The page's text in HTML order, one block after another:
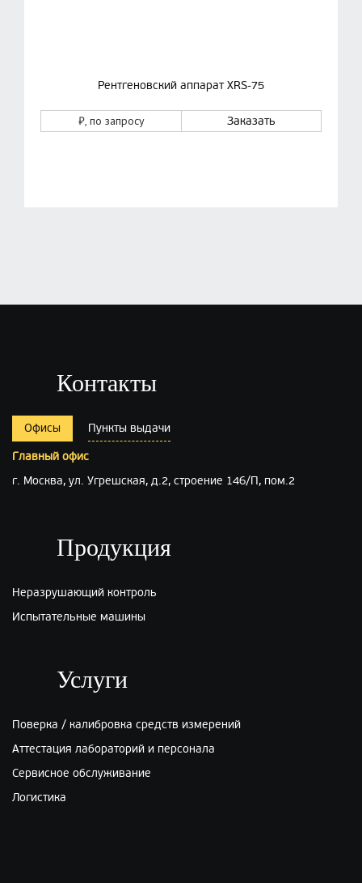
Рентгеновский аппарат XRS-75
₽, по запросу Заказать
Контакты
Офисы Пункты выдачи
Главный офис
г. Москва, ул. Угрешская, д.2, строение 146/П, пом.2
Продукция
Неразрушающий контроль
Испытательные машины
Услуги
Поверка / калибровка средств измерений
Аттестация лабораторий и персонала
Сервисное обслуживание
Логистика